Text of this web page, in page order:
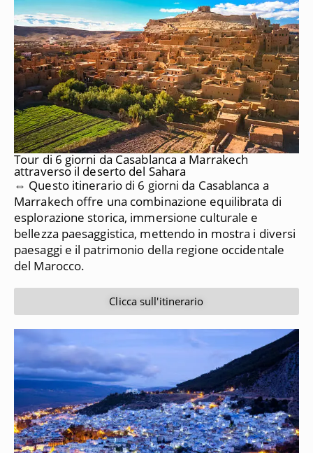
Tour di 6 giorni da Casablanca a Marrakech
attraverso il deserto del Sahara
⇔ Questo itinerario di 6 giorni da Casablanca a
Marrakech offre una combinazione equilibrata di
esplorazione storica, immersione culturale e
bellezza paesaggistica, mettendo in mostra i diversi
paesaggi e il patrimonio della regione occidentale
del Marocco.
Clicca sull'itinerario